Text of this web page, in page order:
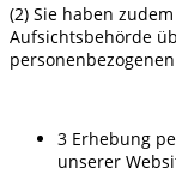
(2) Sie haben
Aufsichtsbehörde
3 Erhebung
unserer